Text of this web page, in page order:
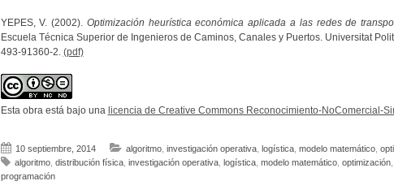
YEPES, V. (2002). Optimización heurística económica aplicada a las redes de
Escuela Técnica Superior de Ingenieros de Caminos, Canales y Puertos. Universitat
493-91360-2. (pdf)
Esta obra está bajo una licencia de Creative Commons Reconocimiento-NoComercial-
10 septiembre, 2014 algoritmo, investigación operativa, logística, modelo matemático,
algoritmo, distribución física, investigación operativa, logística, modelo matemático, optimización,
programación